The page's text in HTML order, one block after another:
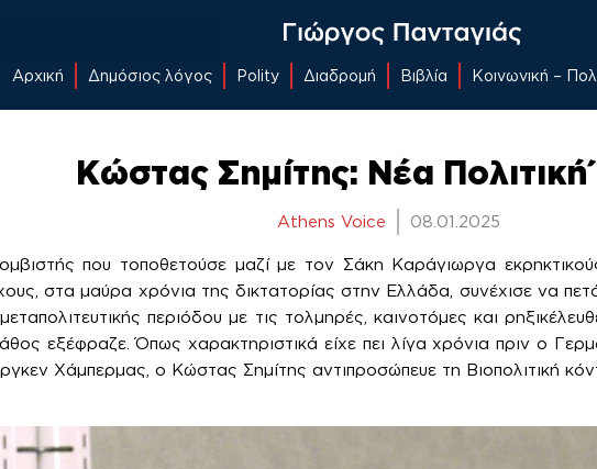
Αρχική Δημόσιος λόγος Polity Διαδρομή Βιβλία Κοινωνική –
Κώστας Σημίτης: Νέα Πολιτική
Athens Voice 08.01.2025
που τοποθετούσε μαζί με τον Σάκη Καράγιωργα
στα μαύρα χρόνια της δικτατορίας στην Ελλάδα, συνέχισε να
περιόδου με τις τολμηρές, καινοτόμες και
εξέφραζε. Όπως χαρακτηριστικά είχε πει λίγα χρόνια πριν ο
Χάμπερμας, ο Κώστας Σημίτης αντιπροσώπευε τη Βιοπολιτική